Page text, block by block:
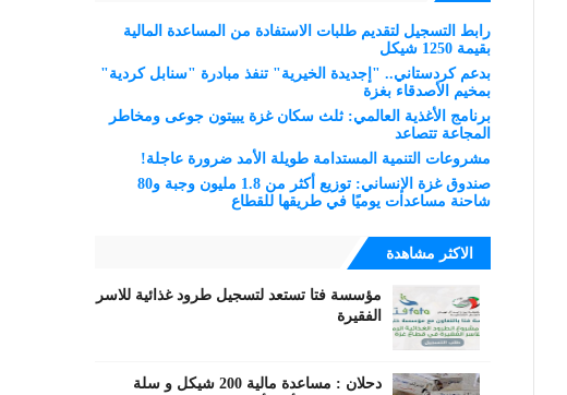
رابط التسجيل لتقديم طلبات الاستفادة من المساعدة المالية
بقيمة 1250 شيكل
بدعم كردستاني.. "إجديدة الخيرية" تنفذ مبادرة "سنابل كردية"
بمخيم الأصدقاء بغزة
برنامج الأغذية العالمي: ثلث سكان غزة يبيتون جوعى ومخاطر
المجاعة تتصاعد
مشروعات التنمية المستدامة طويلة الأمد ضرورة عاجلة!
صندوق غزة الإنساني: توزيع أكثر من 1.8 مليون وجبة و80
شاحنة مساعدات يوميًا في طريقها للقطاع
الاكثر مشاهدة
مؤسسة فتا تستعد لتسجيل طرود غذائية للاسر
الفقيرة
دحلان : مساعدة مالية 200 شيكل و سلة